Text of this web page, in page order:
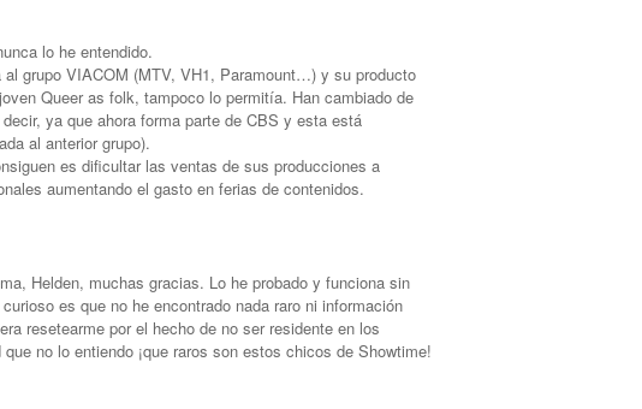
lo he entendido.
al grupo VIACOM (MTV, VH1, Paramount…) y su producto
Queer as folk, tampoco lo permitía. Han cambiado de
ya que ahora forma parte de CBS y esta está
al anterior grupo).
es dificultar las ventas de sus producciones a
aumentando el gasto en ferias de contenidos.
Helden, muchas gracias. Lo he probado y funciona sin
es que no he encontrado nada raro ni información
resetearme por el hecho de no ser residente en los
no lo entiendo ¡que raros son estos chicos de Showtime!